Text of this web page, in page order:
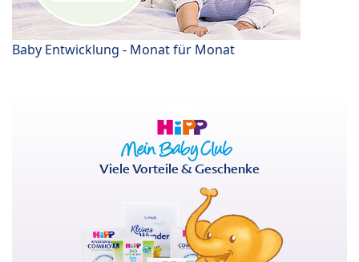
Baby Entwicklung - Monat für Monat
Viele Vorteile & Geschenke